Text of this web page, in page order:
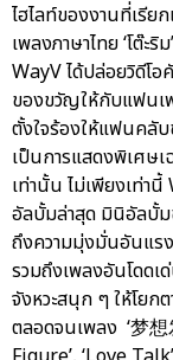
ไฮไลท์ของงานที่เรีย
เพลงภาษาไทย ‘โต๊
WayV ได้ปล่อยวิดีโอ
ของขวัญให้กับแฟนเ
ตั้งใจร้องให้แฟนคลั
เป็นการแสดงพิเศษ
เท่านั้น ไม่เพียงเท่า
อัลบั้มล่าสุด มินิอัลบั้ม
ถึงความมุ่งมั่นอันแร
รวมถึงเพลงอันโดดเ
จังหวะสนุก ๆ ให้โยก
ตลอดจนเพลง ‘梦